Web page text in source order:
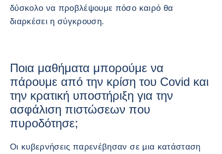
δύσκολο να προβλέψουμε πόσο καιρό θα
διαρκέσει η σύγκρουση.
Ποια μαθήματα μπορούμε να
πάρουμε από την κρίση του Covid και
την κρατική υποστήριξη για την
ασφάλιση πιστώσεων που
πυροδότησε;
Οι κυβερνήσεις παρενέβησαν σε μια κατάσταση